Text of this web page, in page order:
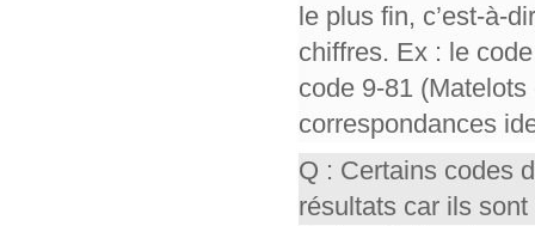
le plus fin, c’est-à-
chiffres. Ex : le
code 9-81
correspondances
Q : Certains codes
résultats car ils